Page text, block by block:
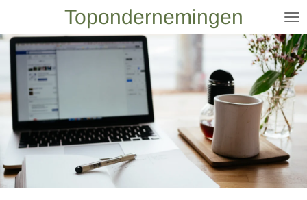
direct
naar
hoofdinhoud
Topondernemingen